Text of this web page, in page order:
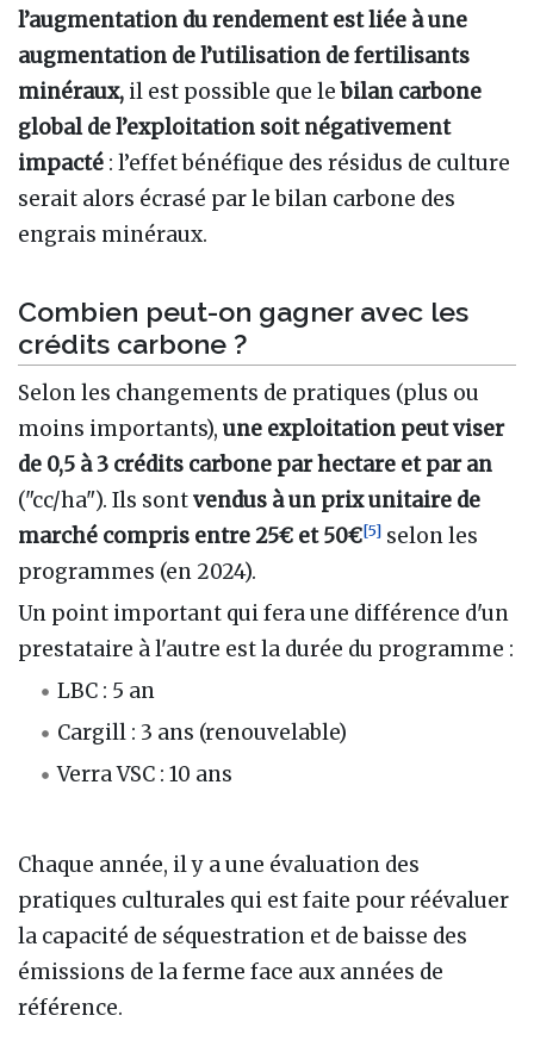
l’augmentation du rendement est liée à une
augmentation de l’utilisation de fertilisants
minéraux, il est possible que lebilan carbone
global de l’exploitation soit négativement
impacté : l’effet bénéfique des résidus de culture
serait alors écrasé par le bilan carbone des
engrais minéraux.
Combien peut-on gagner avec les
crédits carbone ?
Selon les changements de pratiques (plus ou
moins importants), une exploitation peut viser
de 0,5 à 3 crédits carbone par hectare et par an
("cc/ha"). Ils sontvendus à un prix unitaire de
marché compris entre 25€ et 50€[5] selon les
programmes (en 2024).
Un point important qui fera une différence d'un
prestataire à l'autre est la durée du programme :
LBC : 5 an
Cargill : 3 ans (renouvelable)
Verra VSC : 10 ans
Chaque année, il y a une évaluation des
pratiques culturales qui est faite pour réévaluer
la capacité de séquestration et de baisse des
émissions de la ferme face aux années de
référence.